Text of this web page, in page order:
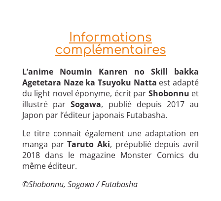
Informations
complémentaires
L’anime Noumin Kanren no Skill bakka
Agetetara Naze ka Tsuyoku Natta est adapté
du light novel éponyme, écrit par Shobonnu et
illustré parSogawa, publié depuis 2017 au
Japon par l’éditeur japonais Futabasha.
Le titre connait également une adaptation en
manga parTaruto Aki, prépublié depuis avril
2018 dans le magazine Monster Comics du
même éditeur.
©Shobonnu, Sogawa / Futabasha